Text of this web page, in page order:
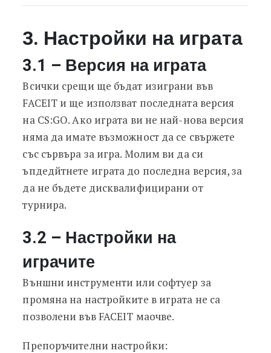
3. Настройки на играта
3.1 – Версия на играта
Всички срещи ще бъдат изиграни във
FACEIT и ще използват последната версия
на CS:GO. Ако играта ви не най-нова версия
няма да имате възможност да се свържете
със сървъра за игра. Молим ви да си
ъпдедйтнете играта до последна версия, за
да не бъдете дисквалифицирани от
турнира.
3.2 – Настройки на
играчите
Външни инструменти или софтуер за
промяна на настройките в играта не са
позволени във FACEIT маочве.
Препоръчителни настройки: